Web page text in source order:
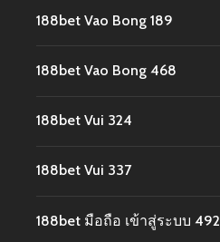
188bet Vao Bong 189
188bet Vao Bong 468
188bet Vui 324
188bet Vui 337
188bet มือถือ เข้าสู่ระบบ 492